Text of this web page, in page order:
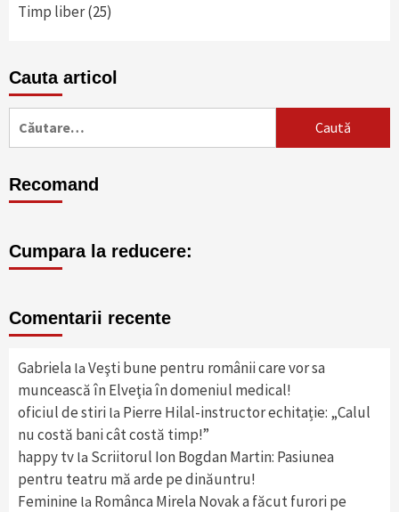
Timp liber(25)
Cauta articol
după:
Recomand
Cumpara la reducere:
Comentarii recente
Gabriela la Veşti bune pentru românii care vor sa
muncească în Elveţia în domeniul medical!
oficiul de stiri la Pierre Hilal-instructor echitație: „Calul
nu costă bani cât costă timp!”
happy tv la Scriitorul Ion Bogdan Martin: Pasiunea
pentru teatru mă arde pe dinăuntru!
Feminine la Românca Mirela Novak a făcut furori pe